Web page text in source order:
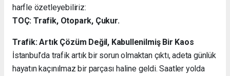
harfle özetleyebiliriz:
TOÇ: Trafik, Otopark, Çukur.
Trafik: Artık Çözüm Değil, Kabullenilmiş Bir Kaos
İstanbul’da trafik artık bir sorun olmaktan çıktı, adeta günlük
hayatın kaçınılmaz bir parçası haline geldi. Saatler yolda